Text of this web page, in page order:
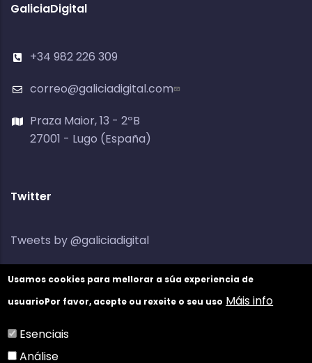
GaliciaDigital
+34 982 226 309
correo@galiciadigital.com
Praza Maior, 13 - 2ºB
27001 - Lugo (España)
Twitter
Tweets by @galiciadigital
Usamos cookies para mellorar a súa experiencia de
usuarioPor favor, acepte ou rexeite o seu uso Máis info
Esenciais
Análise